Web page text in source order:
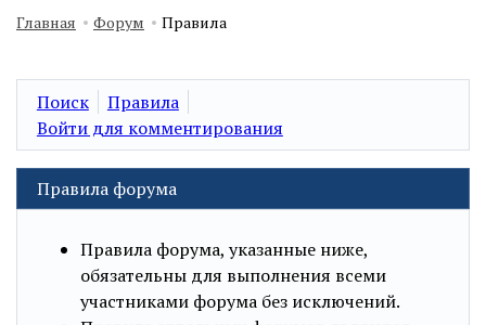
Главная Форум Правила
Поиск
Правила
Войти для комментирования
Правила форума
Правила форума, указанные ниже,
обязательны для выполнения всеми
участниками форума без исключений.